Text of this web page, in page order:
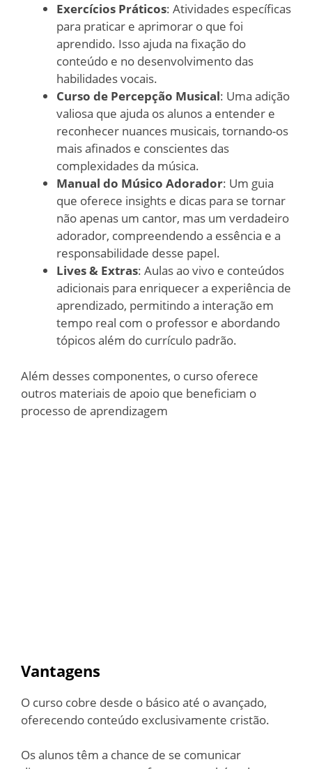
Exercícios Práticos: Atividades específicas
para praticar e aprimorar o que foi
aprendido. Isso ajuda na fixação do
conteúdo e no desenvolvimento das
habilidades vocais.
Curso de Percepção Musical: Uma adição
valiosa que ajuda os alunos a entender e
reconhecer nuances musicais, tornando-os
mais afinados e conscientes das
complexidades da música.
Manual do Músico Adorador: Um guia
que oferece insights e dicas para se tornar
não apenas um cantor, mas um verdadeiro
adorador, compreendendo a essência e a
responsabilidade desse papel.
Lives & Extras: Aulas ao vivo e conteúdos
adicionais para enriquecer a experiência de
aprendizado, permitindo a interação em
tempo real com o professor e abordando
tópicos além do currículo padrão.
Além desses componentes, o curso oferece
outros materiais de apoio que beneficiam o
processo de aprendizagem
Vantagens
O curso cobre desde o básico até o avançado,
oferecendo conteúdo exclusivamente cristão.
Os alunos têm a chance de se comunicar